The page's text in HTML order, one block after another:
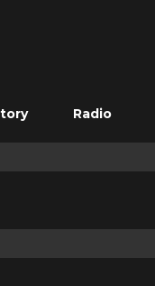
Radio